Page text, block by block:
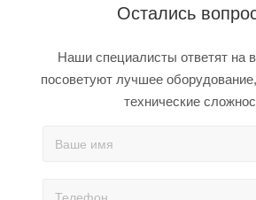
Остались
Наши специалисты ответят на
посоветуют лучшее
технические